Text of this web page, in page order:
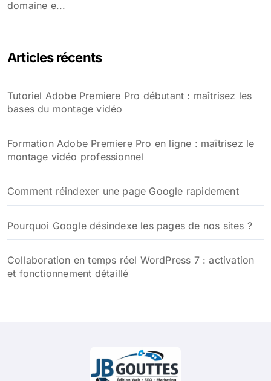
domaine e...
Articles récents
Tutoriel Adobe Premiere Pro débutant : maîtrisez les
bases du montage vidéo
Formation Adobe Premiere Pro en ligne : maîtrisez le
montage vidéo professionnel
Comment réindexer une page Google rapidement
Pourquoi Google désindexe les pages de nos sites ?
Collaboration en temps réel WordPress 7 : activation
et fonctionnement détaillé